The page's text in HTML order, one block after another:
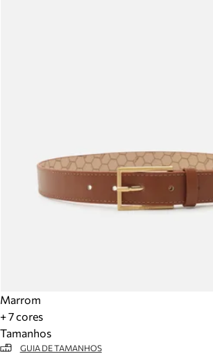
Marrom
+ 7 cores
Tamanhos
GUIA DE TAMANHOS